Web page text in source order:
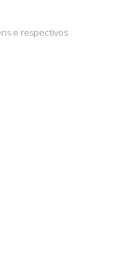
e respectivos